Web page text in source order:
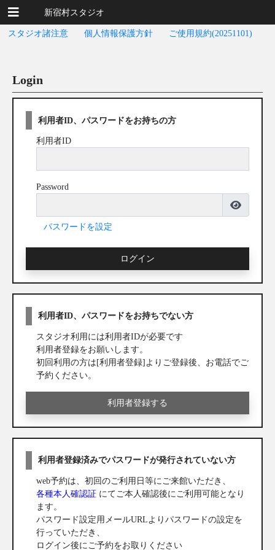
新宿村スタジオ
スタジオ諸注意 個人情報保護方針 ご使用規約(20251101)
Login
利用者ID、パスワードをお持ちの方
利用者ID
Password
パスワードを設定
ログイン
利用者ID、パスワードをお持ちでない方
スタジオ利用には利用者IDが必要です
利用者登録をお願いします。
初回利用の方は[利用者登録]よりご登録後、お電話でご
予約ください。
利用者登録する
利用者登録済みでパスワードが発行されていない方
web予約は、初回のご利用日等にご来館いただき、
各種本人確認証 にてご本人確認後にご利用可能となり
ます。
パスワード設定用メールURLよりパスワードの設定を
行っていただき、
ログイン後にご予約をお取りください